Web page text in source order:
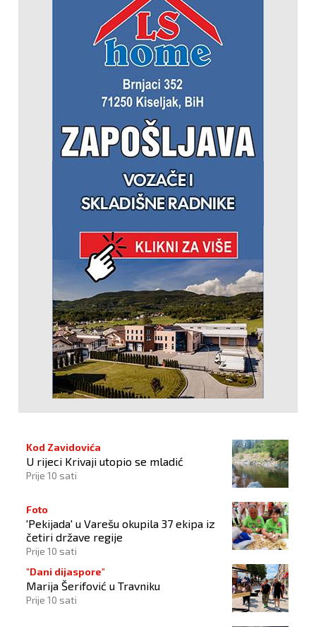
Kod Zavidovića
U rijeci Krivaji utopio se mladić
Prije 10 sati
Foto
'Pekijada' u Varešu okupila 37 ekipa iz
četiri države regije
Prije 10 sati
"Dani dijaspore"
Marija Šerifović u Travniku
Prije 10 sati